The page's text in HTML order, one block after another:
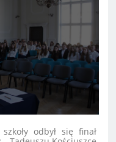
odbył się finał